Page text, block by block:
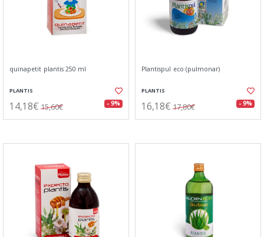
quinapetit plantis 250 ml
PLANTIS
14,18€ 15,60€ - 9%
Plantispul eco (pulmonar)
PLANTIS
16,18€ 17,80€ - 9%